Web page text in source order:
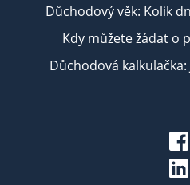
Důchodový věk: Kolik
Kdy můžete žádat o
Důchodová